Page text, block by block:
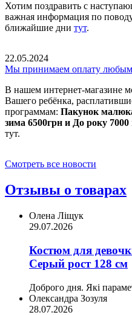
Хотим поздравить с
важная информация по
ближайшие дни тут.
22.05.2024
Мы принимаем оплату любым
В нашем интернет-магазине
Вашего ребёнка,
программам: Пакунок
зима 6500грн и До року 7000
тут.
Смотреть все новости
Отзывы о товарах
Олена Ліщук
29.07.2026
Костюм для
Серый рост 128 см
Доброго дня. Які
Олександра Зозуля
28.07.2026